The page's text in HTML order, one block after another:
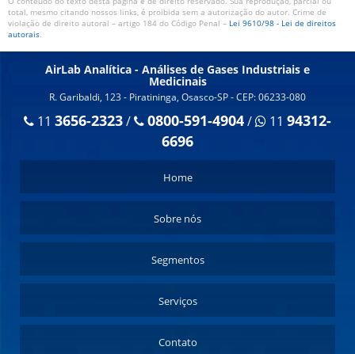
total, mesmo citando nossos links, é proibida sem a autorização do autor. Crime de
violação de direito autoral – artigo 184 do Código Penal – Lei 9610/98 - Lei de direitos
autorais
AirLab Analítica - Análises de Gases Industriais e
Medicinais
R. Garibaldi, 123 - Piratininga, Osasco-SP - CEP: 06233-080
11 3656-2323/ 0800-591-4904/ 11 94312-
6696
Home
Sobre nós
Segmentos
Serviços
Contato